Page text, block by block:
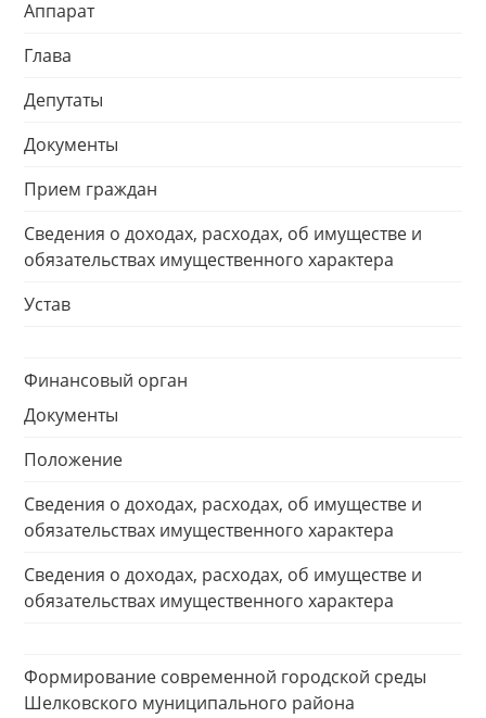
Аппарат
Глава
Депутаты
Документы
Прием граждан
Сведения о доходах, расходах, об имуществе и
обязательствах имущественного характера
Устав
Финансовый орган
Документы
Положение
Сведения о доходах, расходах, об имуществе и
обязательствах имущественного характера
Сведения о доходах, расходах, об имуществе и
обязательствах имущественного характера
Формирование современной городской среды
Шелковского муниципального района